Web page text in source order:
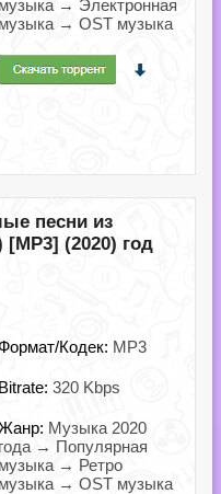
музыка → Электронная
музыка → OST музыка
песни из
(2020) год
Кодек: MP3
Bitrate: 320 Kbps
Музыка 2020
года → Популярная
музыка → Ретро
музыка → OST музыка